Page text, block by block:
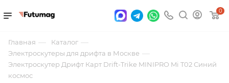
0
Главная — Каталог —
Электроскутеры для дрифта в Москве —
Электроскутер Дрифт Карт Drift-Trike MINIPRO Mi T02 Синий
космос